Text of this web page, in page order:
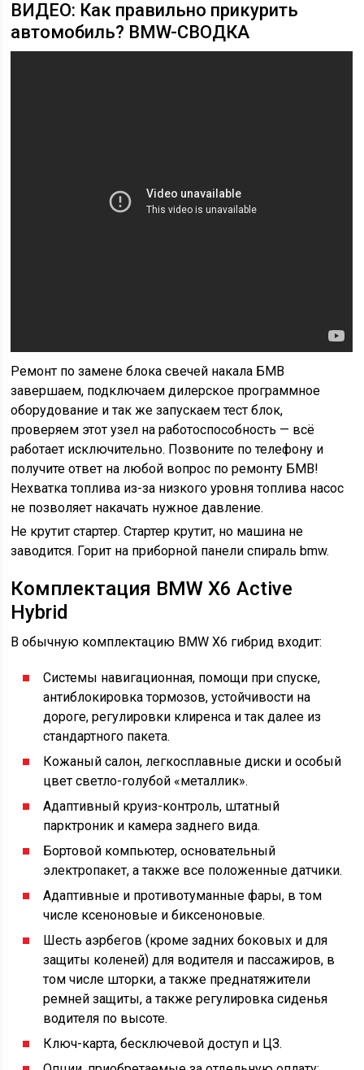
ВИДЕО: Как правильно прикурить
автомобиль? BMW-СВОДКА
Ремонт по замене блока свечей накала БМВ
завершаем, подключаем дилерское программное
оборудование и так же запускаем тест блок,
проверяем этот узел на работоспособность — всё
работает исключительно. Позвоните по телефону и
получите ответ на любой вопрос по ремонту БМВ!
Нехватка топлива из-за низкого уровня топлива насос
не позволяет накачать нужное давление.
Не крутит стартер. Стартер крутит, но машина не
заводится. Горит на приборной панели спираль bmw.
Комплектация BMW X6 Active
Hybrid
В обычную комплектацию BMW X6 гибрид входит:
Системы навигационная, помощи при спуске,
антиблокировка тормозов, устойчивости на
дороге, регулировки клиренса и так далее из
стандартного пакета.
Кожаный салон, легкосплавные диски и особый
цвет светло-голубой «металлик».
Адаптивный круиз-контроль, штатный
парктроник и камера заднего вида.
Бортовой компьютер, основательный
электропакет, а также все положенные датчики.
Адаптивные и противотуманные фары, в том
числе ксеноновые и биксеноновые.
Шесть аэрбегов (кроме задних боковых и для
защиты коленей) для водителя и пассажиров, в
том числе шторки, а также преднатяжители
ремней защиты, а также регулировка сиденья
водителя по высоте.
Ключ-карта, бесключевой доступ и ЦЗ.